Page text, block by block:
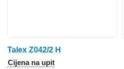
Talex Z042/2 H
Cijena na upit